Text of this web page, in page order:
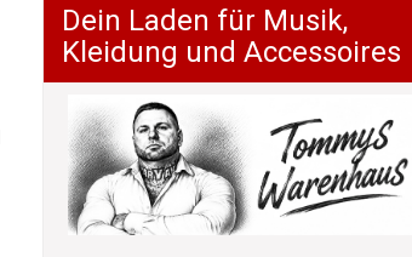
Dein Laden für Musik,
Kleidung und Accessoires